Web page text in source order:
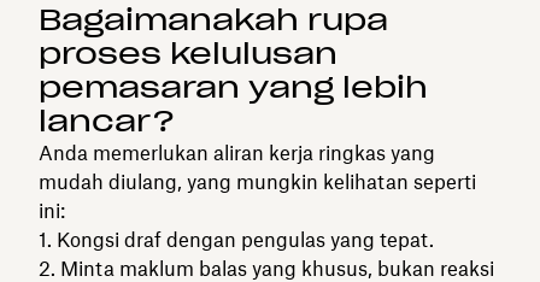
Bagaimanakah rupa
proses kelulusan
pemasaran yang lebih
lancar?
Anda memerlukan aliran kerja ringkas yang
mudah diulang, yang mungkin kelihatan seperti
ini:
Kongsi draf dengan pengulas yang tepat.
Minta maklum balas yang khusus, bukan reaksi